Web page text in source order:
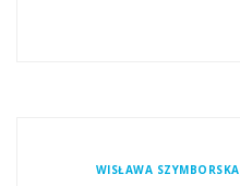
WISŁAWA SZYMBORSKA